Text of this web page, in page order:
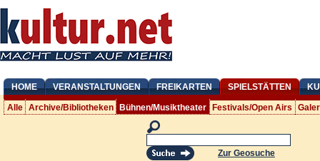
HOME VERANSTALTUNGEN FREIKARTEN SPIELSTÄTTEN
Alle Archive/Bibliotheken Bühnen/Musiktheater Festivals/Open Airs
Zur Geosuche